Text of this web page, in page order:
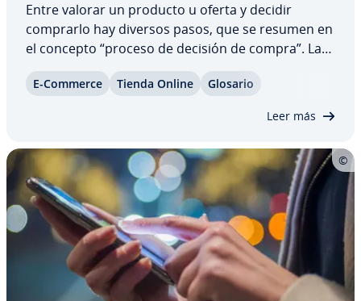
Entre valorar un producto u oferta y decidir
comprarlo hay diversos pasos, que se resumen en
el concepto “proceso de decisión de compra”. La
decisión de compra es el término genérico que
designa los complejos procesos e in­flue­n­cias emo­
E-Commerce Tienda Online Glosario
Leer más